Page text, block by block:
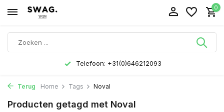
0
Telefoon: +31(0)646212093
Terug Home Tags Noval
Producten getagd met Noval